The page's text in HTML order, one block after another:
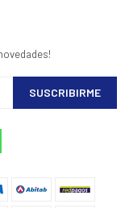
SUSCRIBIRME